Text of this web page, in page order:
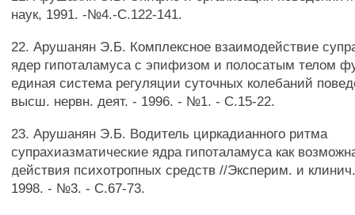
наук, 1991. -№4.-С.122-141.
22. Арушанян Э.Б. Комплексное взаимодействие
ядер гипоталамуса с эпифизом и полосатым телом
единая система регуляции суточных колебаний
высш. нервн. деят. - 1996. - №1. - С.15-22.
23. Арушанян Э.Б. Водитель циркадианного ритма
супрахиазматические ядра гипоталамуса как
действия психотропных средств //Эксперим. и
1998. - №3. - С.67-73.